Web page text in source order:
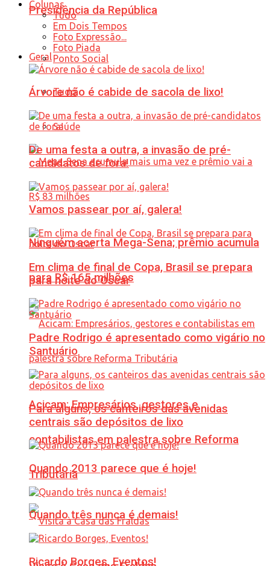
Presidência da República
Geral
Tudo
Saúde
Ninguém acerta Mega-Sena; prêmio acumula
para R$ 165 milhões
Acicam: Empresários, gestores e
contabilistas em palestra sobre Reforma
Tributária
Colunas
Tudo
Em Dois Tempos
Foto Expressão...
Foto Piada
Ponto Social
Árvore não é cabide de sacola de lixo!
De uma festa a outra, a invasão de pré-
candidatos de fora!
Vamos passear por aí, galera!
Em clima de final de Copa, Brasil se prepara
para noite do Oscar
Padre Rodrigo é apresentado como vigário no
Santuário
Para alguns, os canteiros das avenidas
centrais são depósitos de lixo
Quando 2013 parece que é hoje!
Quando três nunca é demais!
Ricardo Borges, Eventos!